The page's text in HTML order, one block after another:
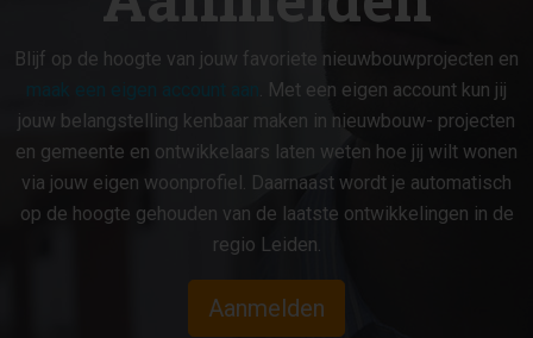
Blijf op de hoogte van jouw favoriete nieuwbouwprojecten en
. Met een eigen account kun jij
jouw belangstelling kenbaar maken in nieuwbouw- projecten
en gemeente en ontwikkelaars laten weten hoe jij wilt wonen
via jouw eigen woonprofiel. Daarnaast wordt je automatisch
op de hoogte gehouden van de laatste ontwikkelingen in de
regio Leiden.
Aanmelden